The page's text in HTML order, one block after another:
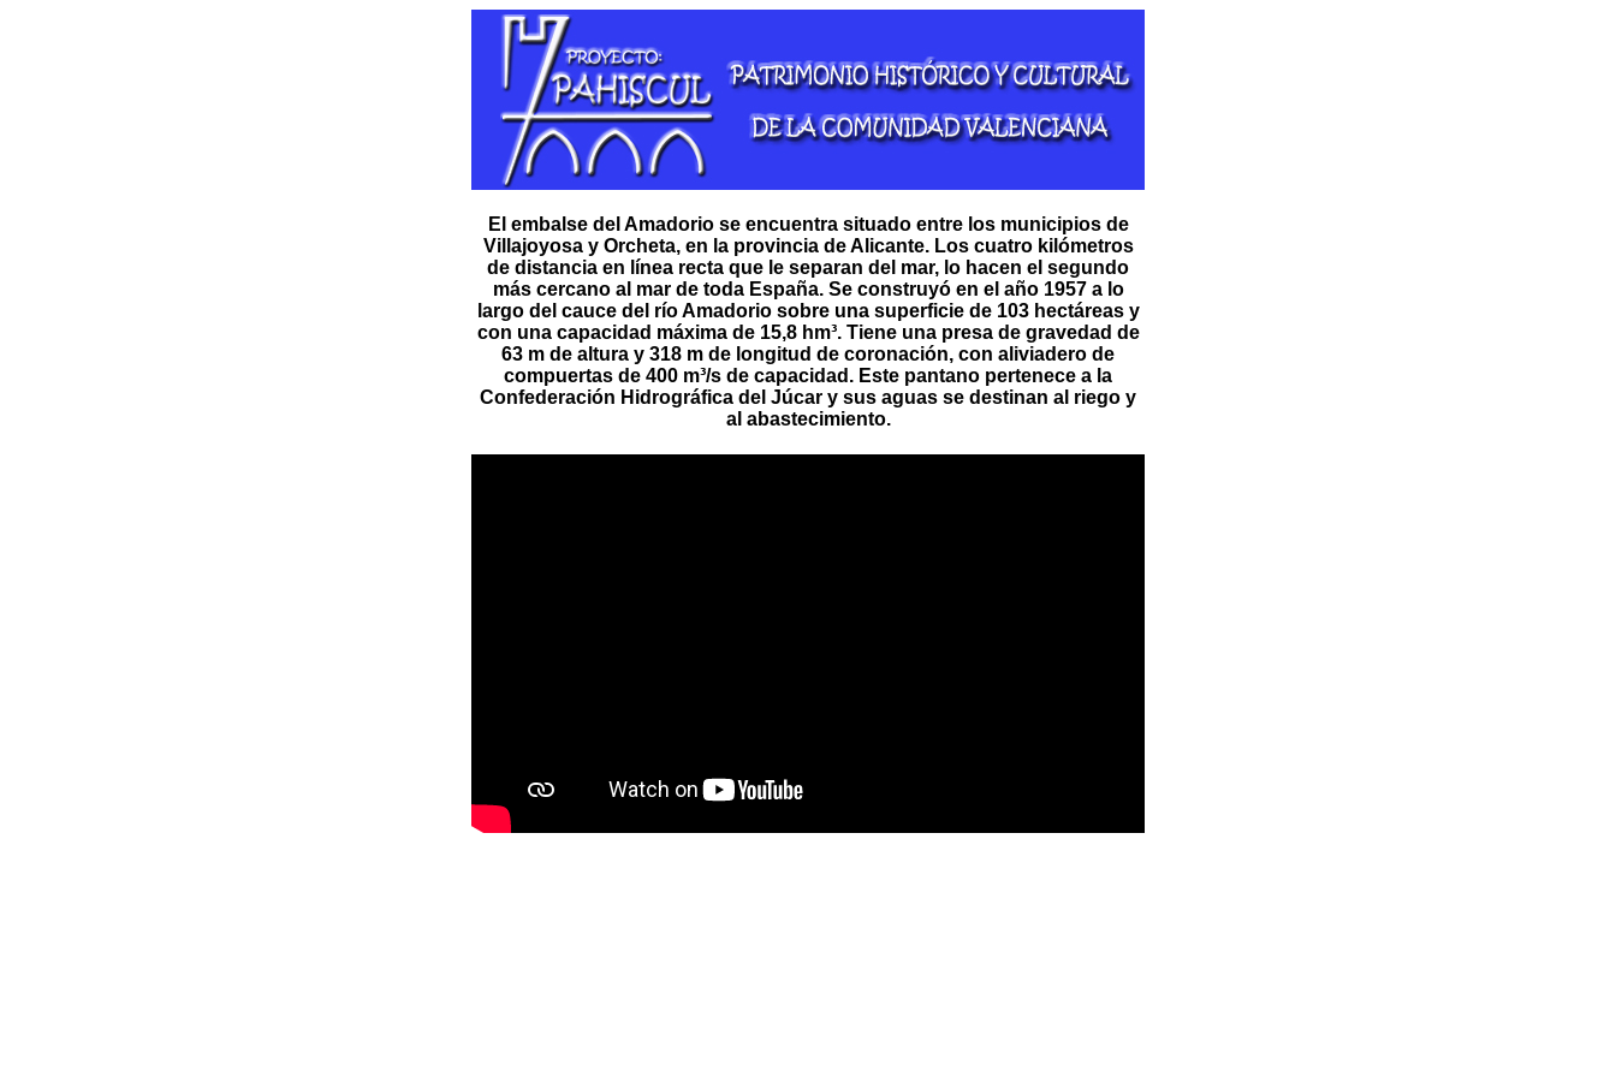
El embalse del Amadorio se encuentra situado entre los municipios de
Villajoyosa y Orcheta, en la provincia de Alicante. Los cuatro kilómetros
de distancia en línea recta que le separan del mar, lo hacen el segundo
más cercano al mar de toda España. Se construyó en el año 1957 a lo
largo del cauce del río Amadorio sobre una superficie de 103 hectáreas y
con una capacidad máxima de 15,8 hm³. Tiene una presa de gravedad de
63 m de altura y 318 m de longitud de coronación, con aliviadero de
compuertas de 400 m³/s de capacidad. Este pantano pertenece a la
Confederación Hidrográfica del Júcar y sus aguas se destinan al riego y
al abastecimiento.